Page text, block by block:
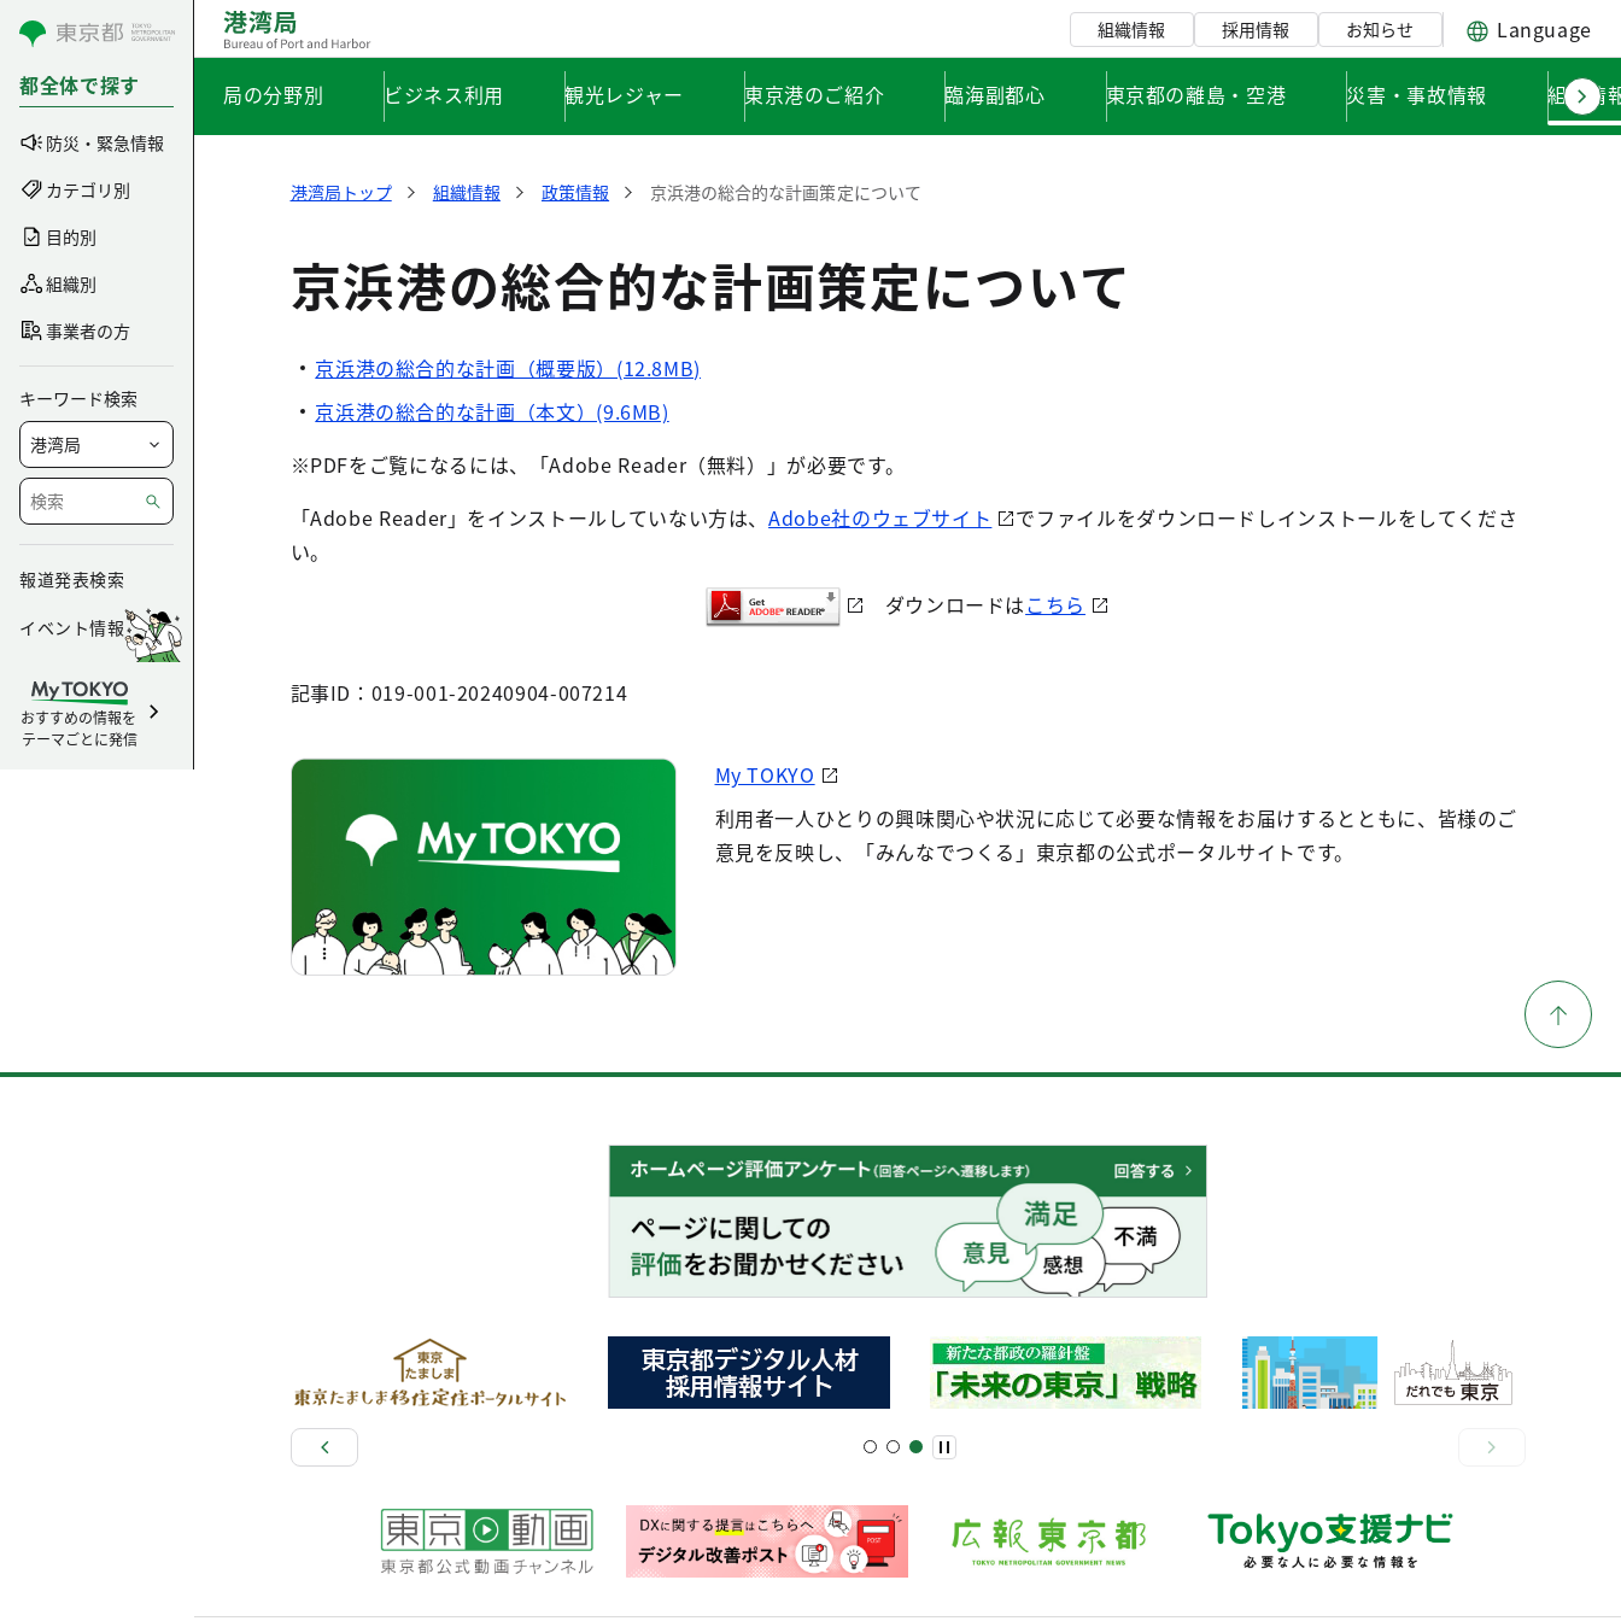
コンテンツにスキップ
都全体で探す
防災・緊急情報
カテゴリ別
目的別
組織別
事業者の方
キーワード検索
報道発表検索
イベント情報
おすすめの情報を
テーマごとに発信
組織情報 採用情報 お知らせ Language
局の分野別 ビジネス利用 観光レジャー 東京港のご紹介 臨海副都心 東京都の離島・空港 災害・事故情報 組織情
港湾局トップ 組織情報 政策情報 京浜港の総合的な計画策定について
京浜港の総合的な計画策定について
京浜港の総合的な計画（概要版）(12.8MB)
京浜港の総合的な計画（本文）(9.6MB)
※PDFをご覧になるには、「Adobe Reader（無料）」が必要です。
「Adobe Reader」をインストールしていない方は、Adobe社のウェブサイト
でファイルをダウンロードしインストールをしてくださ
い。
ダウンロードはこちら
記事ID：019-001-20240904-007214
My TOKYO
利用者一人ひとりの興味関心や状況に応じて必要な情報をお届けするとともに、皆様のご
意見を反映し、「みんなでつくる」東京都の公式ポータルサイトです。